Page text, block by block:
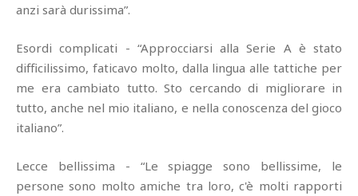
anzi sarà durissima”.
Esordi complicati - “Approcciarsi alla Serie A è stato
difficilissimo, faticavo molto, dalla lingua alle tattiche per
me era cambiato tutto. Sto cercando di migliorare in
tutto, anche nel mio italiano, e nella conoscenza del gioco
italiano”.
Lecce bellissima - “Le spiagge sono bellissime, le
persone sono molto amiche tra loro, c'è molti rapporti